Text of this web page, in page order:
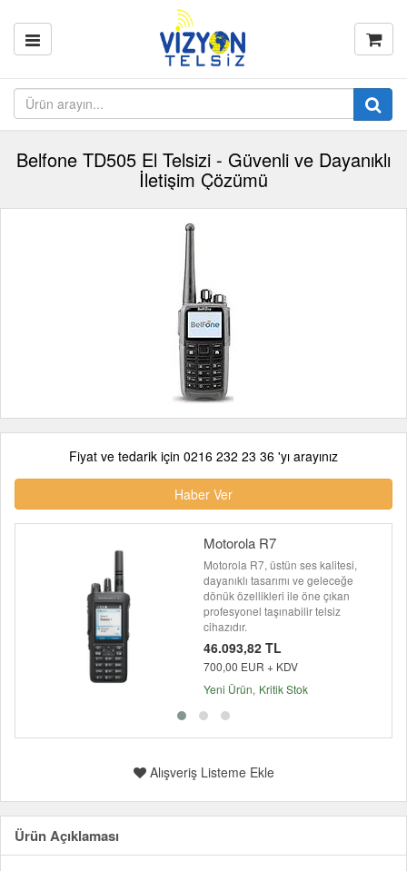
Belfone TD505 El Telsizi - Güvenli ve Dayanıklı
İletişim Çözümü
Fiyat ve tedarik için 0216 232 23 36 'yı arayınız
Haber Ver
Motorola R7
Motorola R7, üstün ses kalitesi,
dayanıklı tasarımı ve geleceğe
dönük özellikleri ile öne çıkan
profesyonel taşınabilir telsiz
cihazıdır.
46.093,82 TL
700,00 EUR + KDV
Yeni Ürün Kritik Stok
Alışveriş Listeme Ekle
Ürün Açıklaması